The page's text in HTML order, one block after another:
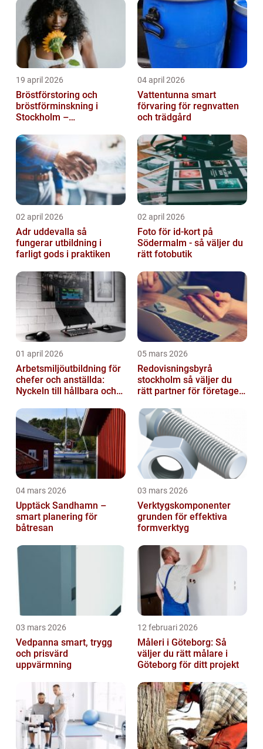
19 april 2026
Bröstförstoring och
bröstförminskning i
Stockholm –
04 april 2026
Vattentunna smart
förvaring för regnvatten
och trädgård
02 april 2026
Adr uddevalla så
fungerar utbildning i
farligt gods i praktiken
02 april 2026
Foto för id-kort på
Södermalm - så väljer du
rätt fotobutik
01 april 2026
Arbetsmiljöutbildning för
chefer och anställda:
Nyckeln till hållbara och
05 mars 2026
Redovisningsbyrå
stockholm så väljer du
rätt partner för företagets
04 mars 2026
Upptäck Sandhamn –
smart planering för
båtresan
03 mars 2026
Verktygskomponenter
grunden för effektiva
formverktyg
03 mars 2026
Vedpanna smart, trygg
och prisvärd
uppvärmning
12 februari 2026
Måleri i Göteborg: Så
väljer du rätt målare i
Göteborg för ditt projekt